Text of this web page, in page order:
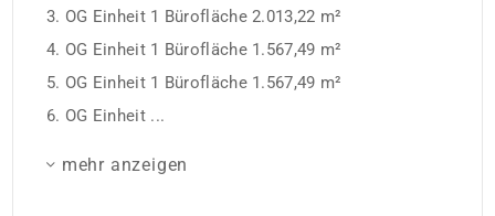
3. OG Einheit 1 Bürofläche 2.013,22 m²
4. OG Einheit 1 Bürofläche 1.567,49 m²
5. OG Einheit 1 Bürofläche 1.567,49 m²
6. OG Einheit ...
mehr anzeigen